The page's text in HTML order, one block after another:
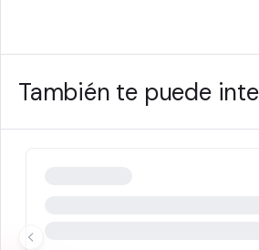
También te puede